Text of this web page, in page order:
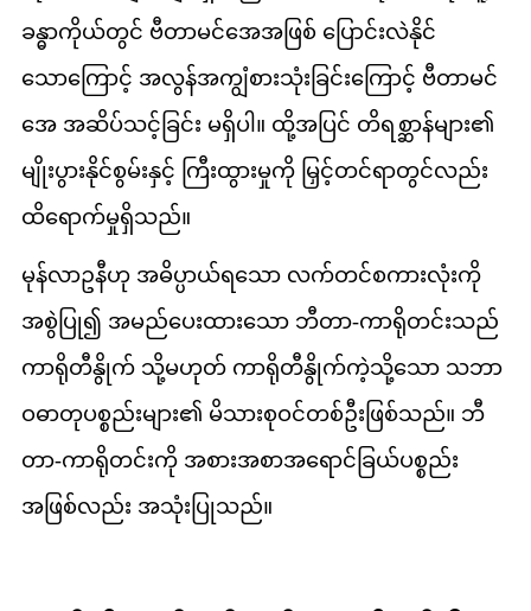
ခန္ဓာကိုယ်တွင် ဗီတာမင်အေအဖြစ် ပြောင်းလဲနိုင်
သောကြောင့် အလွန်အကျွံစားသုံးခြင်းကြောင့် ဗီတာမင်
အေ အဆိပ်သင့်ခြင်း မရှိပါ။ ထို့အပြင် တိရစ္ဆာန်များ၏
မျိုးပွားနိုင်စွမ်းနှင့် ကြီးထွားမှုကို မြှင့်တင်ရာတွင်လည်း
ထိရောက်မှုရှိသည်။
မုန်လာဥနီဟု အဓိပ္ပာယ်ရသော လက်တင်စကားလုံးကို
အစွဲပြု၍ အမည်ပေးထားသော ဘီတာ-ကာရိုတင်းသည်
ကာရိုတီနွိုက် သို့မဟုတ် ကာရိုတီနွိုက်ကဲ့သို့သော သဘာ
ဝဓာတုပစ္စည်းများ၏ မိသားစုဝင်တစ်ဦးဖြစ်သည်။ ဘီ
တာ-ကာရိုတင်းကို အစားအစာအရောင်ခြယ်ပစ္စည်း
အဖြစ်လည်း အသုံးပြုသည်။